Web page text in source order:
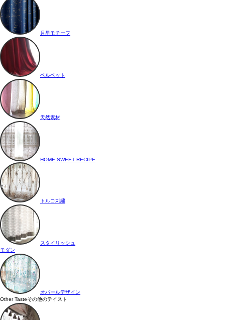
月星モチーフ
ベルベット
天然素材
HOME SWEET RECIPE
トルコ刺繍
スタイリッシュ
モダン
オパールデザイン
Other Tasteその他のテイスト